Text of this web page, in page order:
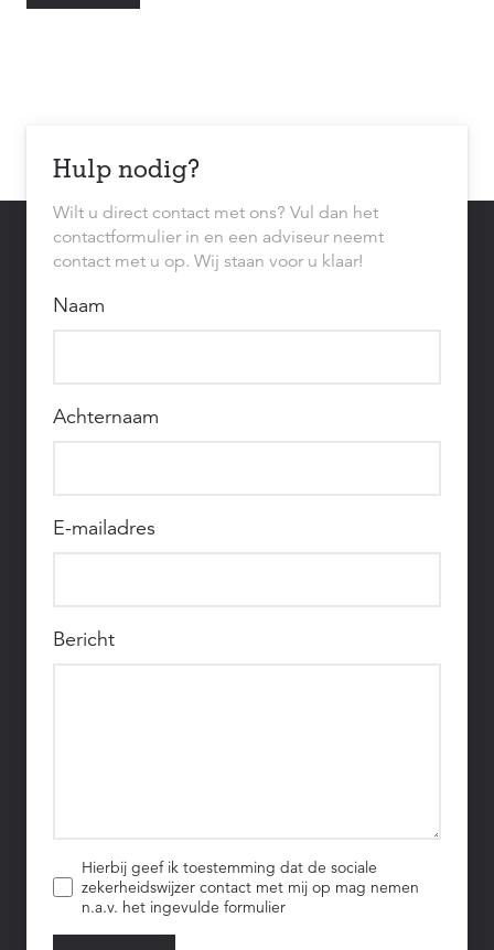
Hulp nodig?
Wilt u direct contact met ons? Vul dan het
contactformulier in en een adviseur neemt
contact met u op. Wij staan voor u klaar!
Naam
Achternaam
E-mailadres
Bericht
Hierbij geef ik toestemming dat de sociale
zekerheidswijzer contact met mij op mag nemen
n.a.v. het ingevulde formulier